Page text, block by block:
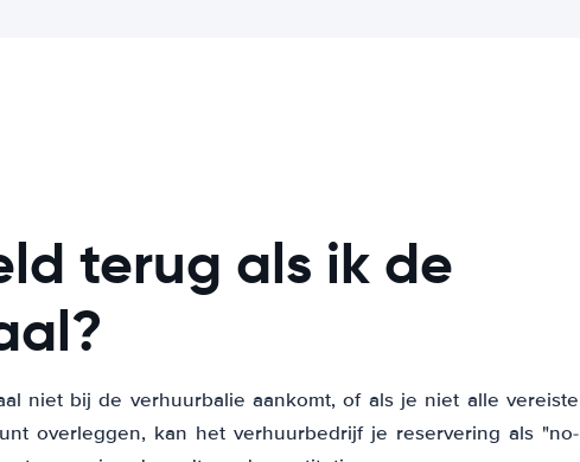
terug als ik de
niet bij de verhuurbalie aankomt, of als je niet alle vereiste
overleggen, kan het verhuurbedrijf je reservering als "no-